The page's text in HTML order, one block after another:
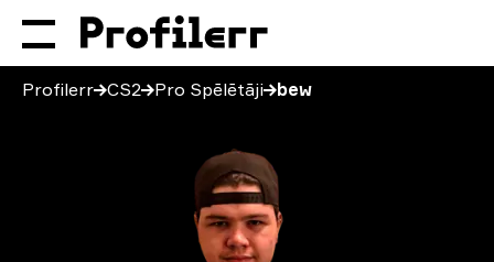
Profilerr CS2 Pro Spēlētāji bew